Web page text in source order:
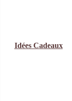
Idées Cadeaux